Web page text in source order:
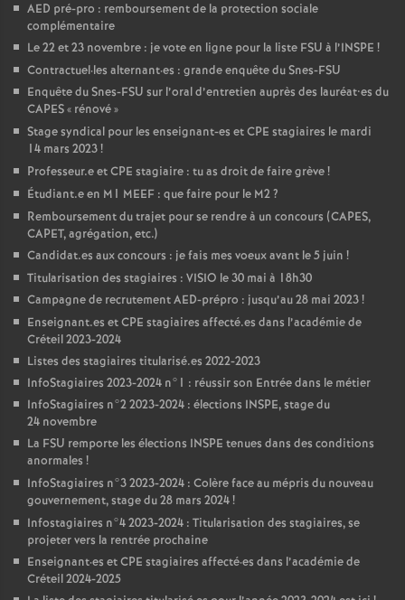
AED pré-pro : remboursement de la protection sociale
complémentaire
Le 22 et 23 novembre : je vote en ligne pour la liste FSU à l’INSPE !
Contractuel·les alternant·es : grande enquête du Snes-FSU
Enquête du Snes-FSU sur l’oral d’entretien auprès des lauréat•es du
CAPES« rénové»
Stage syndical pour les enseignant-es etCPE stagiaires le mardi
14 mars 2023!
Professeur.e etCPE stagiaire : tu as droit de faire grève!
Étudiant.e en M1 MEEF : que faire pour le M2?
Remboursement du trajet pour se rendre à un concours (CAPES,
CAPET, agrégation, etc.)
Candidat.es aux concours : je fais mes voeux avant le 5 juin !
Titularisation des stagiaires : VISIO le 30 mai à 18h30
Campagne de recrutementAED-prépro : jusqu’au 28 mai 2023!
Enseignant.es etCPE stagiaires affecté.es dans l’académie de
Créteil 2023-2024
Listes des stagiaires titularisé.es 2022-2023
InfoStagiaires 2023-2024 n°1 : réussir son Entrée dans le métier
InfoStagiaires n°2 2023-2024 : élections INSPE, stage du
24 novembre
La FSU remporte les élections INSPE tenues dans des conditions
anormales !
InfoStagiaires n°3 2023-2024 : Colère face au mépris du nouveau
gouvernement, stage du 28 mars 2024!
Infostagiaires n°4 2023-2024 : Titularisation des stagiaires, se
projeter vers la rentrée prochaine
Enseignant·es etCPE stagiaires affecté·es dans l’académie de
Créteil 2024-2025